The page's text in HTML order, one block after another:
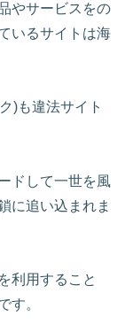
やサービスをの
いるサイトは海
)も違法サイト
ドして一世を風
に追い込まれま
利用すること
す。